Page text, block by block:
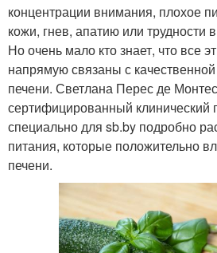
концентрации внимания, плохое
кожи, гнев, апатию или трудности
Но очень мало кто знает, что все
напрямую связаны с
печени. Светлана Перес де
сертифицированный клинический
специально для sb.by подробно
питания, которые положительно
печени.